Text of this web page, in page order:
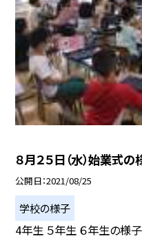
８月２５日（水）始業式の
公開日 2021/08/25
学校の様子
4年生 ５年生 ６年生の様子